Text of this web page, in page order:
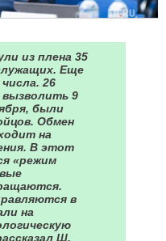
из плена 35
Еще
26
вызволить 9
были
Обмен
на
В этот
«режим
в
на
Ш.